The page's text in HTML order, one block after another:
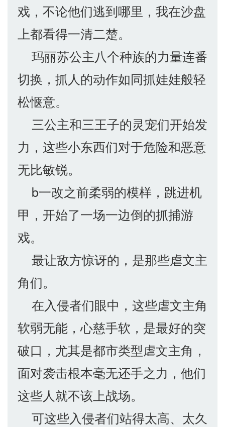
戏，不论他们逃到哪里，我在沙盘
上都看得一清二楚。
玛丽苏公主八个种族的力量连番
切换，抓人的动作如同抓娃娃般轻
松惬意。
三公主和三王子的灵宠们开始发
力，这些小东西们对于危险和恶意
无比敏锐。
b一改之前柔弱的模样，跳进机
甲，开始了一场一边倒的抓捕游
戏。
最让敌方惊讶的，是那些虐文主
角们。
在入侵者们眼中，这些虐文主角
软弱无能，心慈手软，是最好的突
破口，尤其是都市类型虐文主角，
面对袭击根本毫无还手之力，他们
这些人就不该上战场。
可这些入侵者们站得太高、太久